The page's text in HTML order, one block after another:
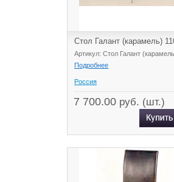
Стол Галант (карамель)
Артикул: Стол Галант
Подробнее
Россия
7 700.00 руб. (шт.)